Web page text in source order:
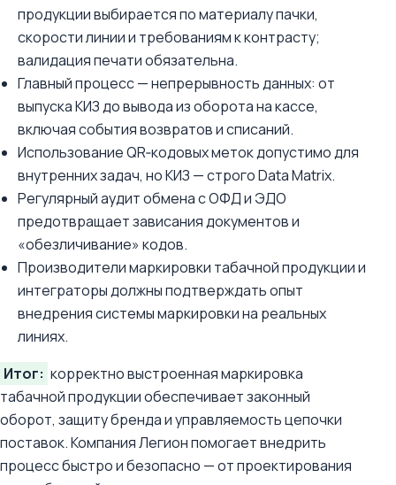
продукции выбирается по материалу пачки,
скорости линии и требованиям к контрасту;
валидация печати обязательна.
Главный процесс — непрерывность данных: от
выпуска КИЗ до вывода из оборота на кассе,
включая события возвратов и списаний.
Использование QR‑кодовых меток допустимо для
внутренних задач, но КИЗ — строго Data Matrix.
Регулярный аудит обмена с ОФД и ЭДО
предотвращает зависания документов и
«обезличивание» кодов.
Производители маркировки табачной продукции и
интеграторы должны подтверждать опыт
внедрения системы маркировки на реальных
линиях.
Итог: корректно выстроенная маркировка
табачной продукции обеспечивает законный
оборот, защиту бренда и управляемость цепочки
поставок. Компания Легион помогает внедрить
процесс быстро и безопасно — от проектирования